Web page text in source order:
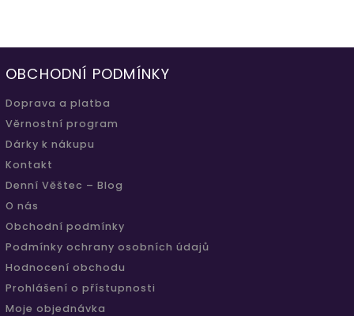
OBCHODNÍ PODMÍNKY
Doprava a platba
Věrnostní program
Dárky k nákupu
Kontakt
Denní Věštec – Blog
O nás
Obchodní podmínky
Podmínky ochrany osobních údajů
Hodnocení obchodu
Prohlášení o přístupnosti
Moje objednávka